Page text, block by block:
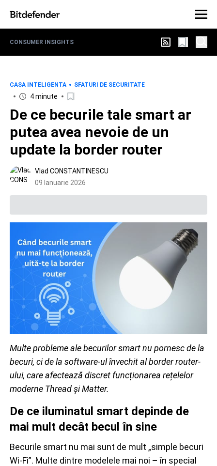
CONSUMER INSIGHTS
CASA INTELIGENTA SFATURI DE SECURITATE
4 minute
De ce becurile tale smart ar
putea avea nevoie de un
update la border router
Vlad CONSTANTINESCU
09 Ianuarie 2026
Multe probleme ale becurilor smart nu pornesc de la
becuri, ci de la software-ul învechit al border router-
ului, care afectează discret funcționarea rețelelor
moderne Thread și Matter.
De ce iluminatul smart depinde de
mai mult decât becul în sine
Becurile smart nu mai sunt de mult „simple becuri
Wi-Fi”. Multe dintre modelele mai noi – în special